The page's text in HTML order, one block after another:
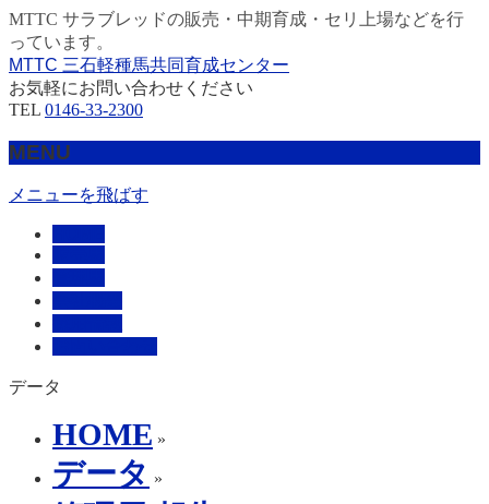
MTTC サラブレッドの販売・中期育成・セリ上場などを行
っています。
MTTC 三石軽種馬共同育成センター
お気軽にお問い合わせください
TEL 0146-33-2300
MENU
メニューを飛ばす
データ
HOME »
データ »